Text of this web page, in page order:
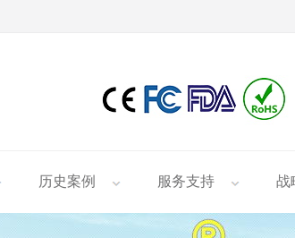
历史案例 服务支持 战